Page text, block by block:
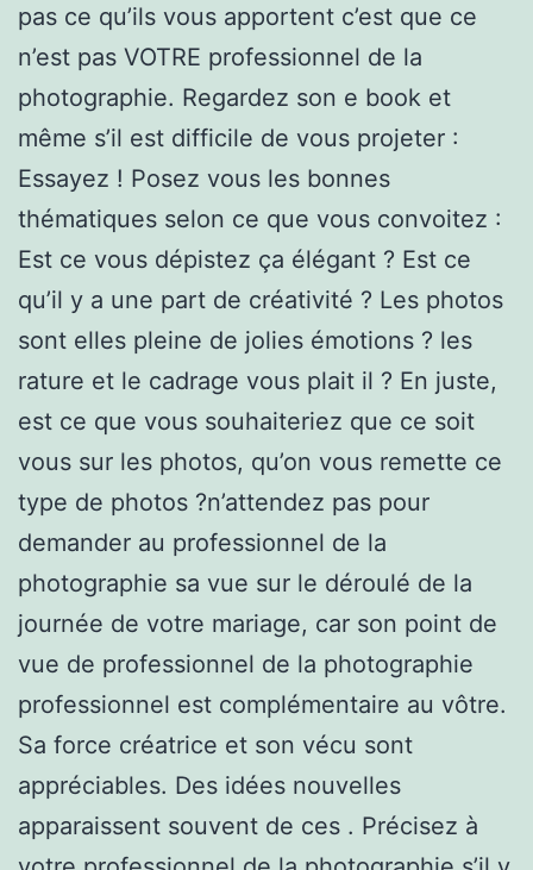
pas ce qu’ils vous apportent c’est que ce
n’est pas VOTRE professionnel de la
photographie. Regardez son e book et
même s’il est difficile de vous projeter :
Essayez ! Posez vous les bonnes
thématiques selon ce que vous convoitez :
Est ce vous dépistez ça élégant ? Est ce
qu’il y a une part de créativité ? Les photos
sont elles pleine de jolies émotions ? les
rature et le cadrage vous plait il ? En juste,
est ce que vous souhaiteriez que ce soit
vous sur les photos, qu’on vous remette ce
type de photos ?n’attendez pas pour
demander au professionnel de la
photographie sa vue sur le déroulé de la
journée de votre mariage, car son point de
vue de professionnel de la photographie
professionnel est complémentaire au vôtre.
Sa force créatrice et son vécu sont
appréciables. Des idées nouvelles
apparaissent souvent de ces . Précisez à